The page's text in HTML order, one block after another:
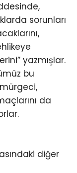
sorunları
yazmışlar.
bu
da
diğer